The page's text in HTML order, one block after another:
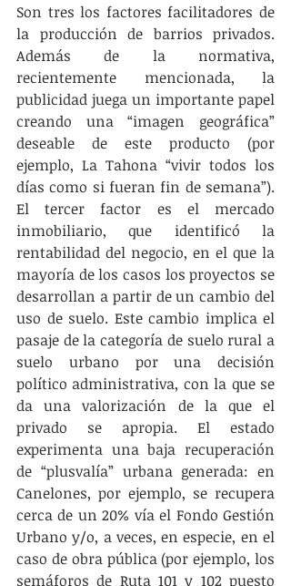
Son tres los factores facilitadores de
la producción de barrios privados.
Además de la normativa,
recientemente mencionada, la
publicidad juega un importante papel
creando una “imagen geográfica”
deseable de este producto (por
ejemplo, La Tahona “vivir todos los
días como si fueran fin de semana”).
El tercer factor es el mercado
inmobiliario, que identificó la
rentabilidad del negocio, en el que la
mayoría de los casos los proyectos se
desarrollan a partir de un cambio del
uso de suelo. Este cambio implica el
pasaje de la categoría de suelo rural a
suelo urbano por una decisión
político administrativa, con la que se
da una valorización de la que el
privado se apropia. El estado
experimenta una baja recuperación
de “plusvalía” urbana generada: en
Canelones, por ejemplo, se recupera
cerca de un 20% vía el Fondo Gestión
Urbano y/o, a veces, en especie, en el
caso de obra pública (por ejemplo, los
semáforos de Ruta 101 y 102 puesto